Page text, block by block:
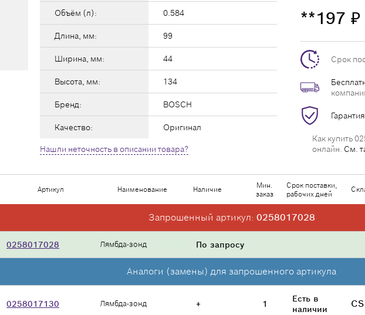
Объём (л): 0.584
Длина, мм: 99
Ширина, мм: 44
Высота, мм: 134
Бренд: BOSCH
Качество: Оригинал
Нашли неточность в описании товара?
**197 ₽
Срок
Гарантия
Как купить
онлайн. См.
Артикул Наименование Наличие
Мин.
заказ
Срок поставки,
рабочих дней
Запрошенный артикул: 0258017028
0258017028 Лямбда-зонд По запросу
Аналоги (замены) для запрошенного артикула
0258017130 Лямбда-зонд + 1
Есть в
наличии
CS